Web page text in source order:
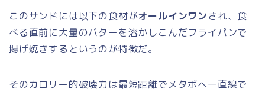
このサンドには以下の食材がオールインワンされ、食
べる直前に大量のバターを溶かしこんだフライパンで
揚げ焼きするというのが特徴だ。
そのカロリー的破壊力は最短距離でメタボへ一直線で